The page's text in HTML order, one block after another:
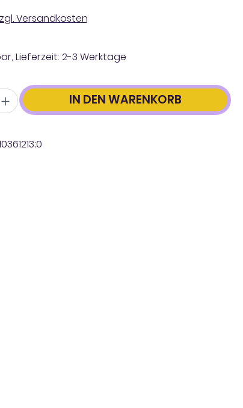
Versandkosten
Lieferzeit: 2-3 Werktage
IN DEN WARENKORB